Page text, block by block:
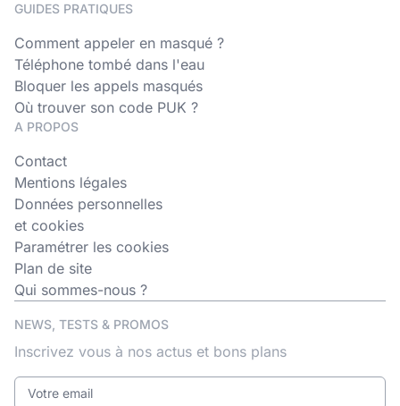
GUIDES PRATIQUES
Comment appeler en masqué ?
Téléphone tombé dans l'eau
Bloquer les appels masqués
Où trouver son code PUK ?
A PROPOS
Contact
Mentions légales
Données personnelles
et cookies
Paramétrer les cookies
Plan de site
Qui sommes-nous ?
NEWS, TESTS & PROMOS
Inscrivez vous à nos actus et bons plans